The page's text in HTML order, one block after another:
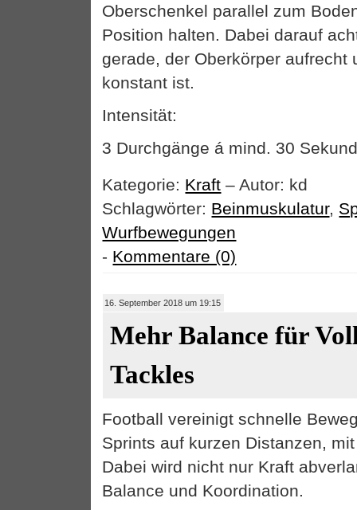
Oberschenkel parallel zum
Position halten. Dabei darauf
gerade, der Oberkörper aufrecht
konstant ist.
Intensität:
3 Durchgänge á mind. 30
Kategorie: Kraft – Autor: kd
Schlagwörter: Beinmuskulatur,
Wurfbewegungen
- Kommentare (0)
16. September 2018 um 19:15
Mehr Balance für
Tackles
Football vereinigt schnelle
Sprints auf kurzen Distanzen,
Dabei wird nicht nur Kraft
Balance und Koordination.